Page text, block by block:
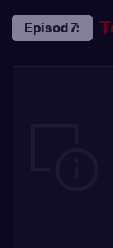
Episod 7: